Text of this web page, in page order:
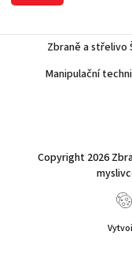
Zbraně a střelivo
Manipulační
Copyright 2026